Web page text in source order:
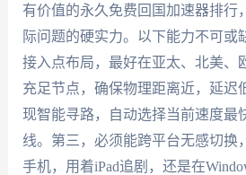
有价值的永久免费回国加速器排行
际问题的硬实力。以下能力不可或
接入点布局，最好在亚太、北美、
充足节点，确保物理距离近，延迟
现智能寻路，自动选择当前速度最
线。第三，必须能跨平台无感切换
手机，用着iPad追剧，还是在